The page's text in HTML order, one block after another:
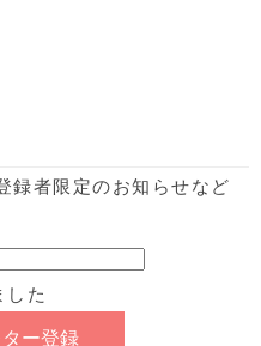
録者限定のお知らせなど
した